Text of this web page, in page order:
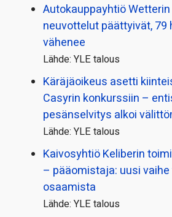
Autokauppayhtiö
neuvottelut päättyivät, 79
vähenee
Lähde: YLE talous
Käräjäoikeus asetti
Casyrin konkurssiin –
pesänselvitys alkoi
Lähde: YLE talous
Kaivosyhtiö Keliberin
– pääomistaja: uusi
osaamista
Lähde: YLE talous